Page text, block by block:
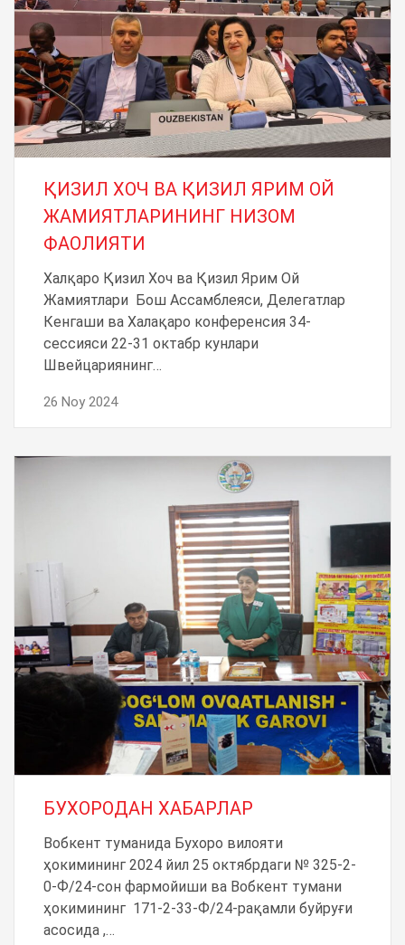
ҚИЗИЛ ХОЧ ВА ҚИЗИЛ ЯРИМ ОЙ
ЖАМИЯТЛАРИНИНГ НИЗОМ
ФАОЛИЯТИ
Халқаро Қизил Хоч ва Қизил Ярим Ой
Жамиятлари Бош Ассамблеяси, Делегатлар
Кенгаши ва Халақаро конференсия 34-
сессияси 22-31 октабр кунлари
Швейцариянинг…
26 Noy 2024
БУХОРОДАН ХАБАРЛАР
Вобкент туманида Бухоро вилояти
ҳокимининг 2024 йил 25 октябрдаги № 325-2-
0-Ф/24-сон фармойиши ва Вобкент тумани
ҳокимининг 171-2-33-Ф/24-рақамли буйруғи
асосида ,…